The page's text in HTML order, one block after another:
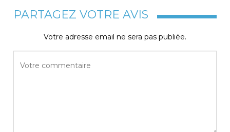
PARTAGEZ VOTRE AVIS
Votre adresse email ne sera pas publiée.